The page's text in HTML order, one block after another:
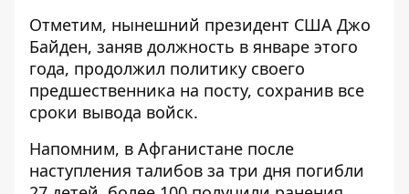
Отметим, нынешний президент США Джо
Байден, заняв должность в январе этого
года, продолжил политику своего
предшественника на посту, сохранив все
сроки вывода войск.
Напомним, в Афганистане после
наступления талибов за три дня погибли